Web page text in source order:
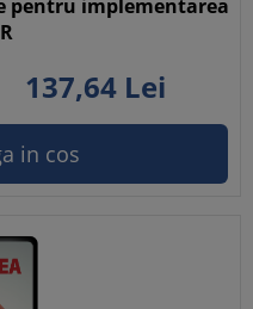
pentru implementarea
137,64Lei
in cos